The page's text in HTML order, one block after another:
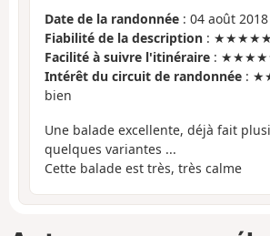
Date de la randonnée : 04 août 2018
Fiabilité de la description : ★★★★★
Facilité à suivre l'itinéraire :
Intérêt du circuit de randonnée :
bien
Une balade excellente, déjà fait
quelques variantes ...
Cette balade est très, très calme